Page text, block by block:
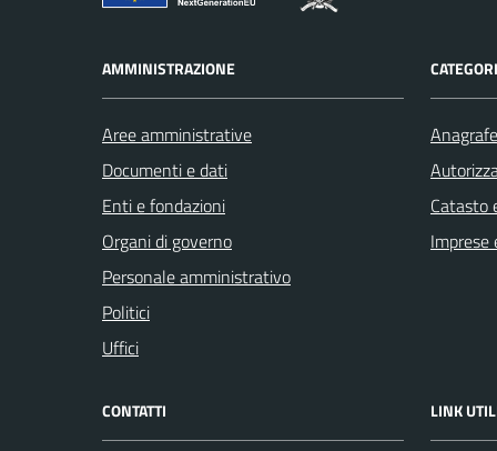
AMMINISTRAZIONE
Aree amministrative
Documenti e dati
Enti e fondazioni
Organi di governo
Personale amministrativo
Politici
Uffici
Catasto
Imprese
CONTATTI LINK